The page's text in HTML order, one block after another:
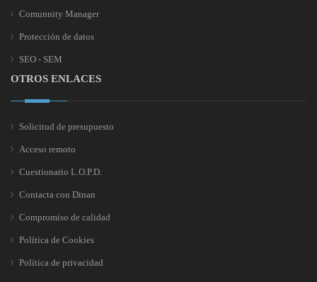
Comunnity Manager
Protección de datos
SEO - SEM
OTROS ENLACES
Solicitud de presupuesto
Acceso remoto
Cuestionario L.O.P.D.
Contacta con Dinan
Compromiso de calidad
Política de Cookies
Política de privacidad